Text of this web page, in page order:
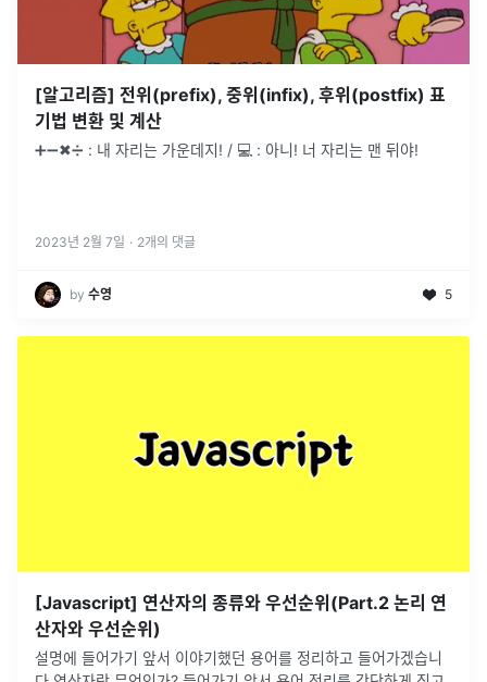
[알고리즘] 전위(prefix), 중위(infix), 후위(postfix) 표
기법 변환 및 계산
➕➖✖➗ : 내 자리는 가운데지! / 💻 : 아니! 너 자리는 맨 뒤야!
2023년 2월 7일 · 2개의 댓글
by 수영 5
[Javascript] 연산자의 종류와 우선순위(Part.2 논리 연
산자와 우선순위)
설명에 들어가기 앞서 이야기했던 용어를 정리하고 들어가겠습니